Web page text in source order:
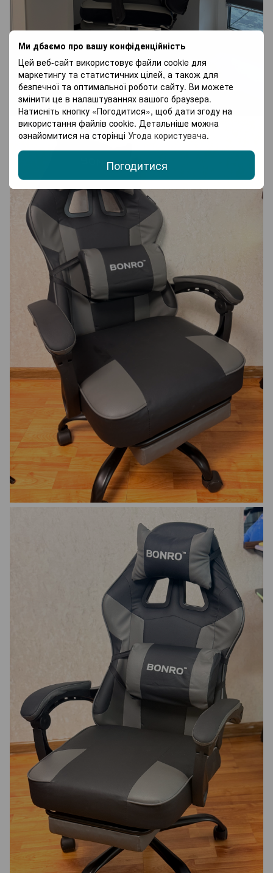
Ми дбаємо про вашу конфіденційність
Цей веб-сайт використовує файли cookie для
маркетингу та статистичних цілей, а також для
безпечної та оптимальної роботи сайту. Ви можете
змінити це в налаштуваннях вашого браузера.
Натисніть кнопку «Погодитися», щоб дати згоду на
використання файлів cookie. Детальніше можна
ознайомитися на сторінці Угода користувача.
Погодитися